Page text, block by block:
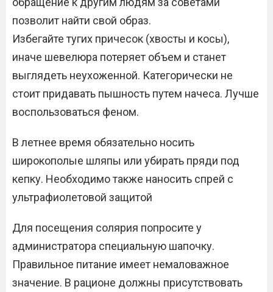
позволит найти свой образ.
Избегайте тугих причесок (хвосты и косы),
иначе шевелюра потеряет объем и станет
выглядеть неухоженной. Категорически не
стоит придавать пышность путем начеса. Лучше
воспользоваться феном.
В летнее время обязательно носить
широкополые шляпы или убирать пряди под
кепку. Необходимо также наносить спрей с
ультрафиолетовой защитой
Для посещения солярия попросите у
администратора специальную шапочку.
Правильное питание имеет немаловажное
значение. В рационе должны присутствовать